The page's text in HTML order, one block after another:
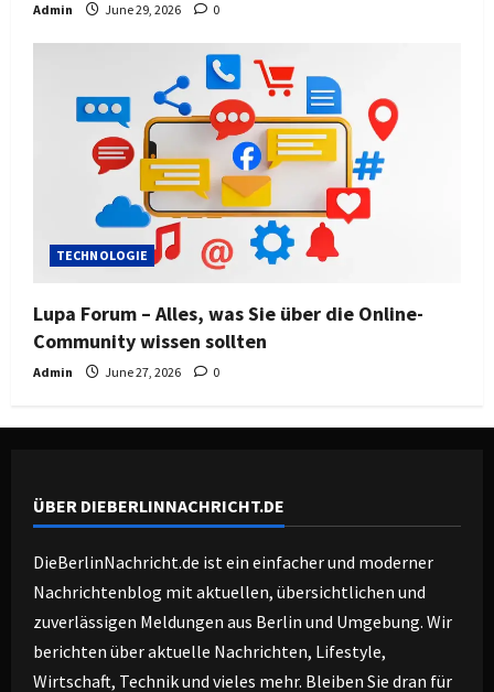
Admin June 29, 2026 0
TECHNOLOGIE
Lupa Forum – Alles, was Sie über die Online-
Community wissen sollten
Admin June 27, 2026 0
ÜBER DIEBERLINNACHRICHT.DE
DieBerlinNachricht.de ist ein einfacher und moderner
Nachrichtenblog mit aktuellen, übersichtlichen und
zuverlässigen Meldungen aus Berlin und Umgebung. Wir
berichten über aktuelle Nachrichten, Lifestyle,
Wirtschaft, Technik und vieles mehr. Bleiben Sie dran für